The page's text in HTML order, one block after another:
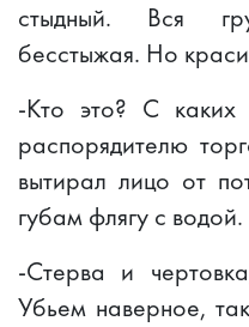
стыдный. Вся
бесстыжая. Но
-Кто это? С каких
распорядителю
вытирал лицо от
губам флягу с
-Стерва и
Убьем наверное,